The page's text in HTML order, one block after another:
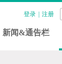
登录 注册
新闻&通告栏